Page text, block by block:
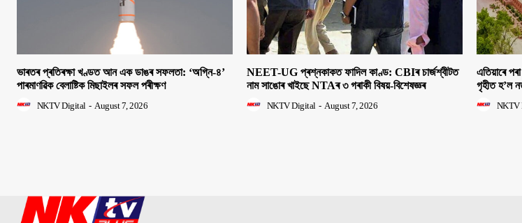
ভাৰতৰ প্ৰতিৰক্ষা খণ্ডত আন এক ডাঙৰ সফলতা: ‘অগ্নি-৪’
পাৰমাণৱিক বেলাষ্টিক মিছাইলৰ সফল পৰীক্ষণ
NKTV Digital - August 7, 2026
NEET-UG প্ৰশ্নকাকত ফাদিল কাণ্ড: CBIৰ চাৰ্জশ্বীটত
নাম সাঙোৰ খাইছে NTAৰ ৩ গৰাকী বিষয়-বিশেষজ্ঞৰ
NKTV Digital - August 7, 2026
এতিয়াৰে
গৃহীত হ’ল
NKTV